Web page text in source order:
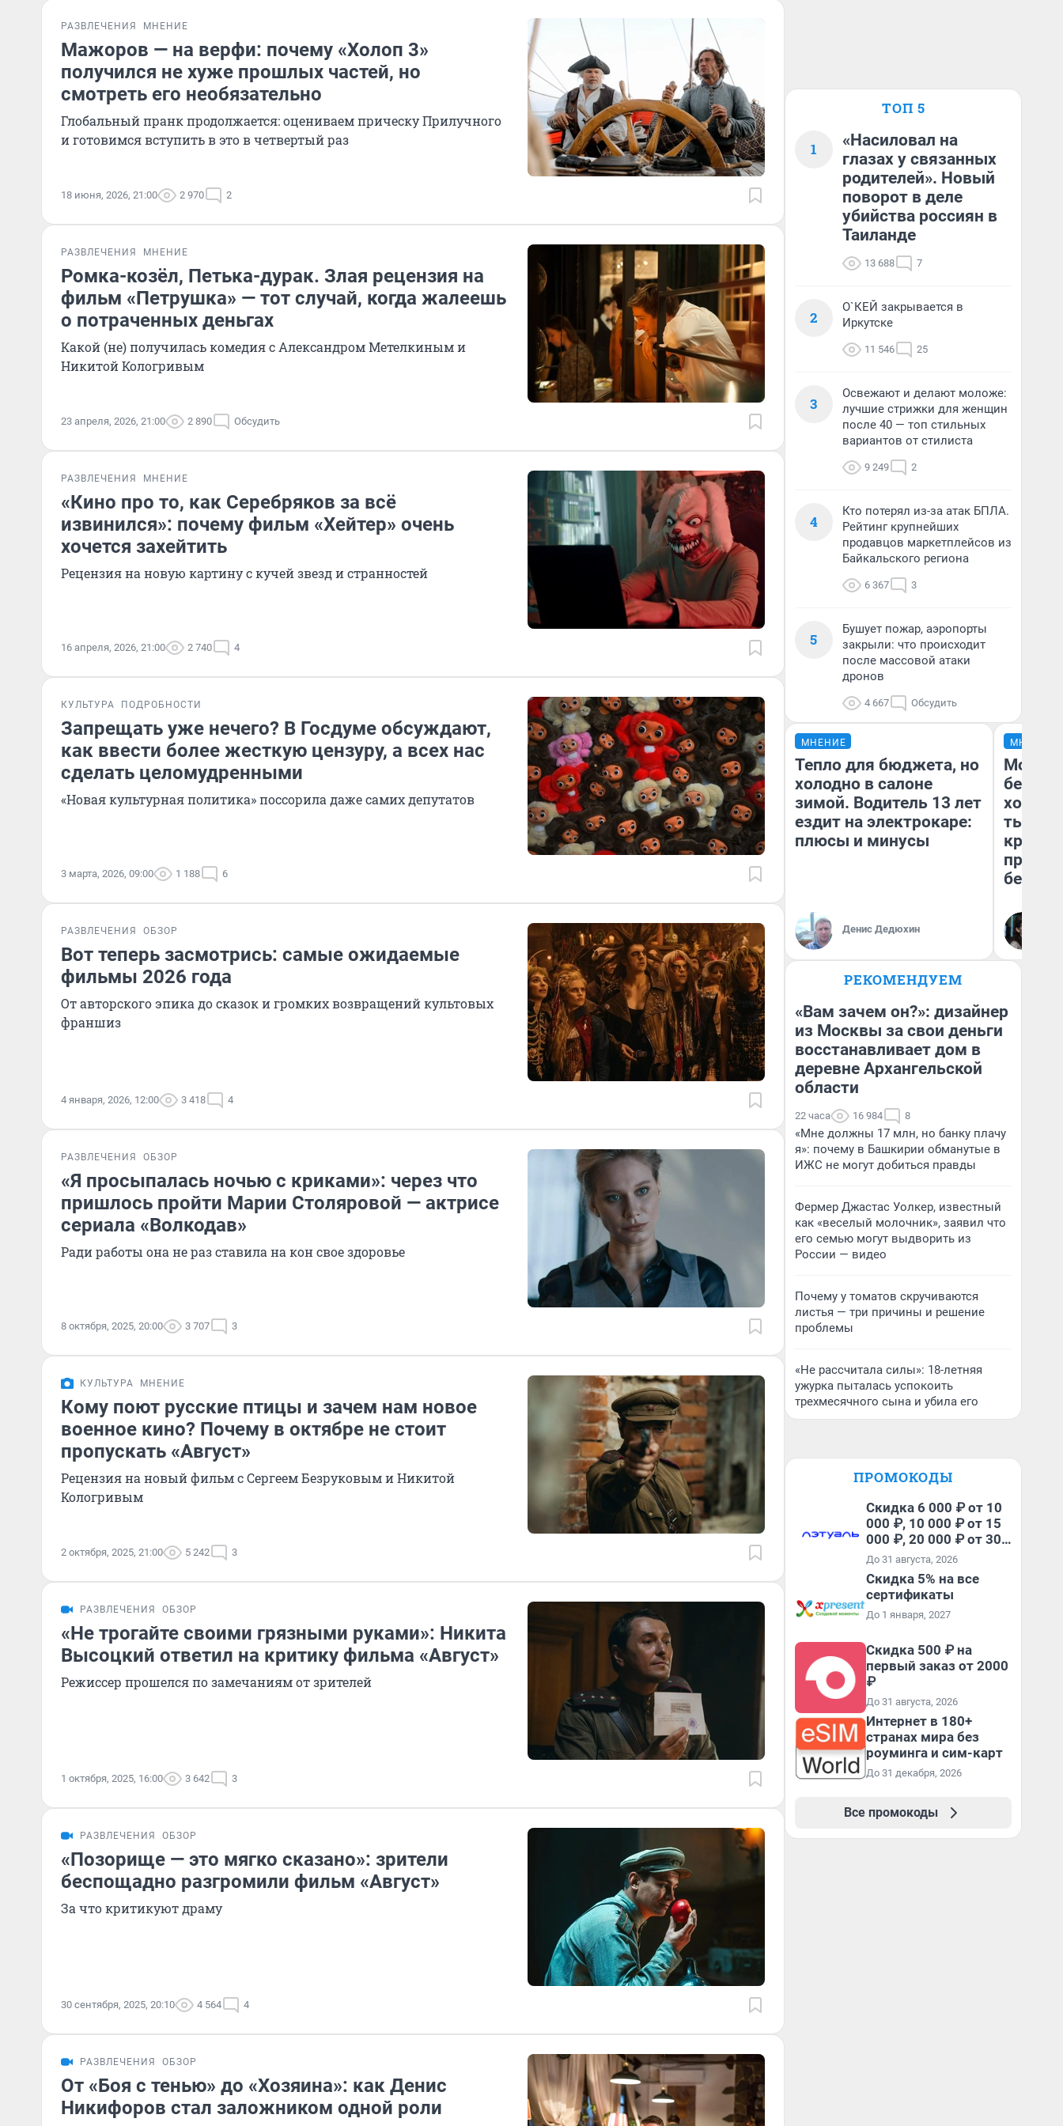
РАЗВЛЕЧЕНИЯ МНЕНИЕ
Мажоров — на верфи: почему «Холоп 3»
получился не хуже прошлых частей, но
смотреть его необязательно
Глобальный пранк продолжается: оцениваем прическу Прилучного
и готовимся вступить в это в четвертый раз
18 июня, 2026, 21:00 2 970 2
РАЗВЛЕЧЕНИЯ МНЕНИЕ
Ромка-козёл, Петька-дурак. Злая рецензия на
фильм «Петрушка» — тот случай, когда жалеешь
о потраченных деньгах
Какой (не) получилась комедия с Александром Метелкиным и
Никитой Кологривым
23 апреля, 2026, 21:00 2 890 Обсудить
РАЗВЛЕЧЕНИЯ МНЕНИЕ
«Кино про то, как Серебряков за всё
извинился»: почему фильм «Хейтер» очень
хочется захейтить
Рецензия на новую картину с кучей звезд и странностей
16 апреля, 2026, 21:00 2 740 4
КУЛЬТУРА ПОДРОБНОСТИ
Запрещать уже нечего? В Госдуме обсуждают,
как ввести более жесткую цензуру, а всех нас
сделать целомудренными
«Новая культурная политика» поссорила даже самих депутатов
3 марта, 2026, 09:00 1 188 6
РАЗВЛЕЧЕНИЯ ОБЗОР
Вот теперь засмотрись: самые ожидаемые
фильмы 2026 года
От авторского эпика до сказок и громких возвращений культовых
франшиз
4 января, 2026, 12:00 3 418 4
РАЗВЛЕЧЕНИЯ ОБЗОР
«Я просыпалась ночью с криками»: через что
пришлось пройти Марии Столяровой — актрисе
сериала «Волкодав»
Ради работы она не раз ставила на кон свое здоровье
8 октября, 2025, 20:00 3 707 3
КУЛЬТУРА МНЕНИЕ
Кому поют русские птицы и зачем нам новое
военное кино? Почему в октябре не стоит
пропускать «Август»
Рецензия на новый фильм с Сергеем Безруковым и Никитой
Кологривым
2 октября, 2025, 21:00 5 242 3
РАЗВЛЕЧЕНИЯ ОБЗОР
«Не трогайте своими грязными руками»: Никита
Высоцкий ответил на критику фильма «Август»
Режиссер прошелся по замечаниям от зрителей
1 октября, 2025, 16:00 3 642 3
РАЗВЛЕЧЕНИЯ ОБЗОР
«Позорище — это мягко сказано»: зрители
беспощадно разгромили фильм «Август»
За что критикуют драму
30 сентября, 2025, 20:10 4 564 4
РАЗВЛЕЧЕНИЯ ОБЗОР
От «Боя с тенью» до «Хозяина»: как Денис
Никифоров стал заложником одной роли
ТОП 5
1
«Насиловал на
глазах у связанных
родителей». Новый
поворот в деле
убийства россиян в
Таиланде
13 688 7
2
О`КЕЙ закрывается в
Иркутске
11 546 25
3
Освежают и делают моложе:
лучшие стрижки для женщин
после 40 — топ стильных
вариантов от стилиста
9 249 2
4
Кто потерял из-за атак БПЛА.
Рейтинг крупнейших
продавцов маркетплейсов из
Байкальского региона
6 367 3
5
Бушует пожар, аэропорты
закрыли: что происходит
после массовой атаки
дронов
4 667 Обсудить
МНЕНИЕ
Тепло для бюджета, но
холодно в салоне
зимой. Водитель 13 лет
ездит на электрокаре:
плюсы и минусы
Денис Дедюхин
МНЕНИЕ
Мой
хотела
тысяч,
РЕКОМЕНДУЕМ
«Вам зачем он?»: дизайнер
из Москвы за свои деньги
восстанавливает дом в
деревне Архангельской
области
22 часа 16 984 8
«Мне должны 17 млн, но банку плачу
я»: почему в Башкирии обманутые в
ИЖС не могут добиться правды
Фермер Джастас Уолкер, известный
как «веселый молочник», заявил что
его семью могут выдворить из
России — видео
Почему у томатов скручиваются
листья — три причины и решение
проблемы
«Не рассчитала силы»: 18-летняя
ужурка пыталась успокоить
трехмесячного сына и убила его
ПРОМОКОДЫ
Скидка 6 000 ₽ от 10
000 ₽, 10 000 ₽ от 15
000 ₽, 20 000 ₽ от 30
000 ₽ и 35 000 ₽ от 50
000 ₽ на первый и все
повторные заказы по
промокоду НАБЕРИ
До 31 августа, 2026
Скидка 5% на все
сертификаты
До 1 января, 2027
Скидка 500 ₽ на
первый заказ от 2000
₽
До 31 августа, 2026
Интернет в 180+
странах мира без
роуминга и сим-карт
До 31 декабря, 2026
Все промокоды